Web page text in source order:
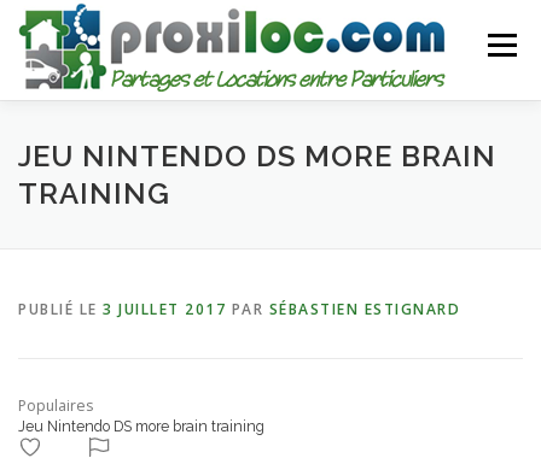
Aller
contenu
Menu
CATEGORIES AJOUTER UNE ANNONCE
JEU NINTENDO DS MORE BRAIN
TRAINING
PUBLIÉ LE 3 JUILLET 2017 PAR SÉBASTIEN ESTIGNARD
Populaires
Jeu Nintendo DS more brain training